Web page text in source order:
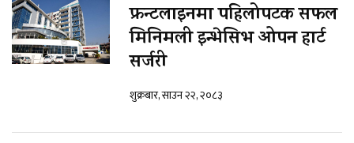
फ्रन्टलाइनमा पहिलोपटक सफल
मिनिमली इन्भेसिभ ओपन हार्ट
सर्जरी
शुक्रबार, साउन २२, २०८३